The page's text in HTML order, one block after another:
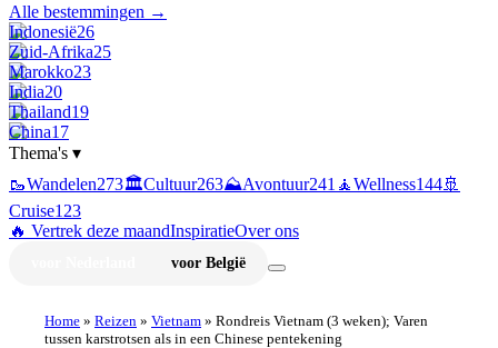
Alle bestemmingen →
Indonesië26
Zuid-Afrika25
Marokko23
India20
Thailand19
China17
Thema's ▾
🥾Wandelen273🏛️Cultuur263⛰️Avontuur241 🧘Wellness144🚢
Cruise123
🔥 Vertrek deze maandInspiratieOver ons
voor België
Home » Reizen » Vietnam » Rondreis Vietnam (3 weken); Varen
tussen karstrotsen als in een Chinese pentekening